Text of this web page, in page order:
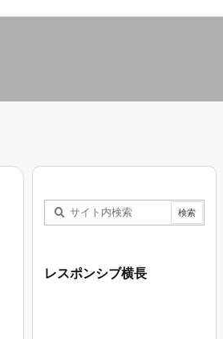
レスポンシブ横長